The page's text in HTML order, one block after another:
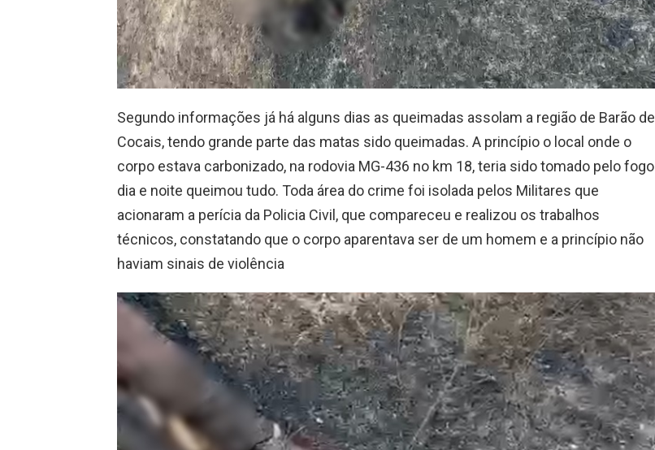
Segundo informações já há alguns dias as queimadas assolam a região de Barão de
Cocais, tendo grande parte das matas sido queimadas. A princípio o local onde o
corpo estava carbonizado, na rodovia MG-436 no km 18, teria sido tomado pelo fogo
dia e noite queimou tudo. Toda área do crime foi isolada pelos Militares que
acionaram a perícia da Policia Civil, que compareceu e realizou os trabalhos
técnicos, constatando que o corpo aparentava ser de um homem e a princípio não
haviam sinais de violência